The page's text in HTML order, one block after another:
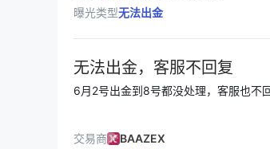
曝光类型无法出金
无法出金，客服不回复
6月2号出金到8号都没处理，客服也不
交易商
BAAZEX